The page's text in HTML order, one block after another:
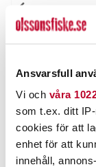
Ansvarsfull
Vi och våra
som t.ex. ditt
cookies för att
enhet för att
innehåll,
POWER
89,00 kr
100,00
89,00
FLER ÄN 6
LÄGG I